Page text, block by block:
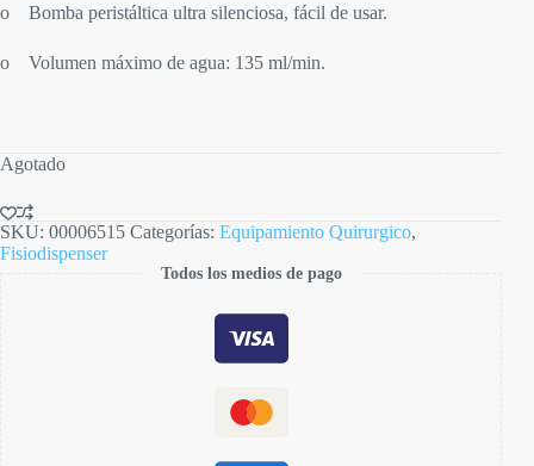
o Bomba peristáltica ultra silenciosa, fácil de usar.
o Volumen máximo de agua: 135 ml/min.
Agotado
SKU: 00006515 Categorías: Equipamiento Quirurgico,
Fisiodispenser
Todos los medios de pago